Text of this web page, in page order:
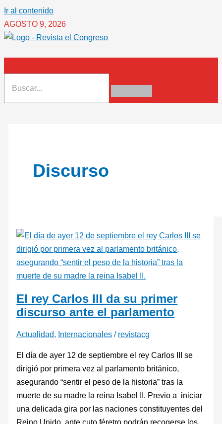
Ir al contenido
AGOSTO 9, 2026
Discurso
El rey Carlos III da su primer
discurso ante el parlamento
Actualidad, Internacionales / revistacg
El día de ayer 12 de septiembre el rey Carlos III se
dirigió por primera vez al parlamento británico,
asegurando “sentir el peso de la historia” tras la
muerte de su madre la reina Isabel II. Previo a iniciar
una delicada gira por las naciones constituyentes del
Reino Unido, ante cuto féretro podrán recogerse los